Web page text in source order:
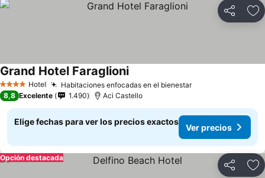
Compartir
4 EstrellasHotel Habitaciones enfocadas en el bienestarVer precios
Grand Hotel FaraglioniVer precios
8,8 Excelente 1.490 Aci Castello
Elige fechas para ver los precios exactos
Ver precios
Compartir
Opción destacada